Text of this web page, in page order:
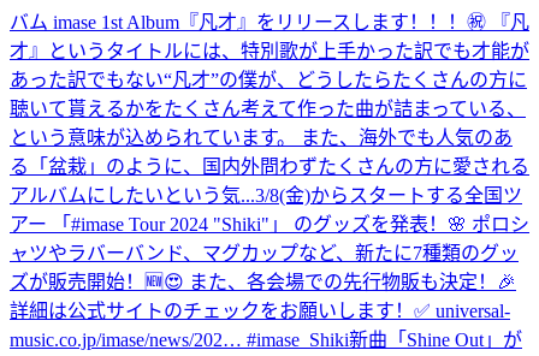
バム imase 1st Album『凡才』をリリースします！！！㊗ 『凡
才』というタイトルには、特別歌が上手かった訳でも才能が
あった訳でもない“凡才”の僕が、どうしたらたくさんの方に
聴いて貰えるかをたくさん考えて作った曲が詰まっている、
という意味が込められています。 また、海外でも人気のあ
る「盆栽」のように、国内外問わずたくさんの方に愛される
アルバムにしたいという気...3/8(金)からスタートする全国ツ
アー 「#imase Tour 2024 "Shiki"」 のグッズを発表！🌸 ポロシ
ャツやラバーバンド、マグカップなど、新たに7種類のグッ
ズが販売開始！🆕😍 また、各会場での先行物販も決定！🎉
詳細は公式サイトのチェックをお願いします！✅ universal-
music.co.jp/imase/news/202… #imase_Shiki新曲「Shine Out」が